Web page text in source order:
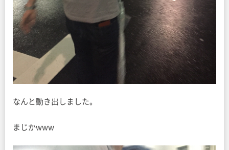
なんと動き出しました。
まじかwww